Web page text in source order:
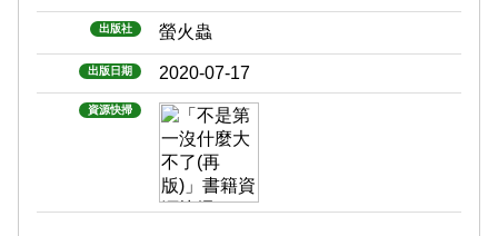
出版社 螢火蟲
出版日期 2020-07-17
資源快掃